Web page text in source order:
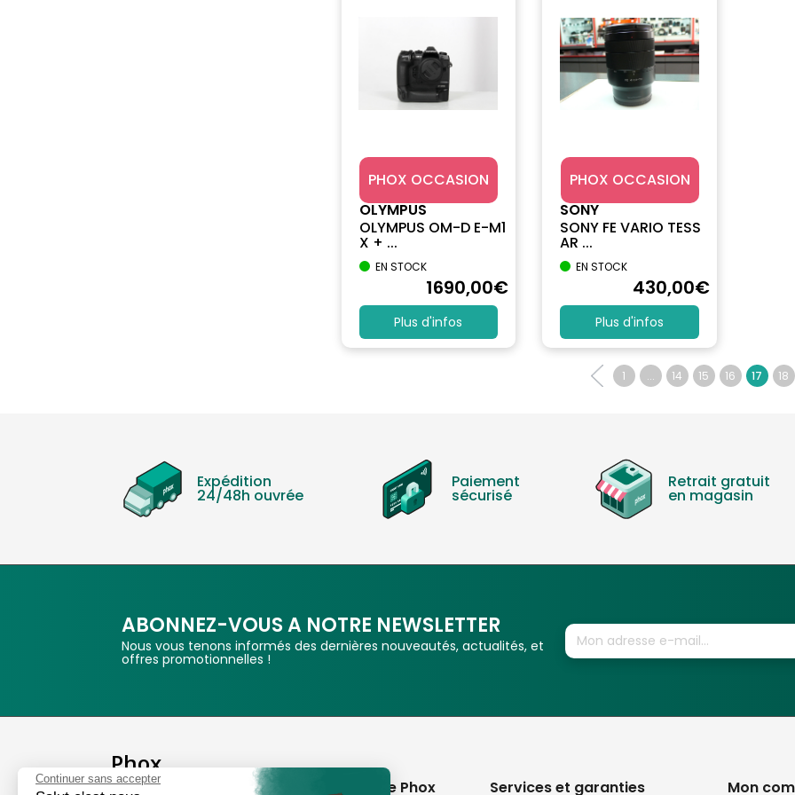
PHOX OCCASION
OLYMPUS
OLYMPUS OM-D E-M1
X + ...
EN STOCK
1690,00€
Plus d'infos
PHOX OCCASION
SONY
SONY FE VARIO TESS
AR ...
EN STOCK
430,00€
Plus d'infos
1 ... 14 15 16 17 18
Expédition
24/48h ouvrée
Paiement
sécurisé
Retrait gratuit
en magasin
ABONNEZ-VOUS A NOTRE NEWSLETTER
Nous vous tenons informés des dernières nouveautés, actualités, et
offres promotionnelles !
Phox
Spécialiste de l'image A propos de Phox Services et garanties Mon
Continuer sans accepter